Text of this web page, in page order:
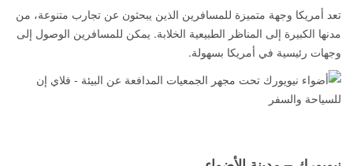
تعد أمريكا وجهة متميزة للمسافرين الذين يبحثون عن تجارب متنوعة، من
مدنها الكبيرة إلى المناظر الطبيعية الخلابة. يمكن للمسافرين الوصول إلى
وجهات رئيسية في أمريكا بسهولة.